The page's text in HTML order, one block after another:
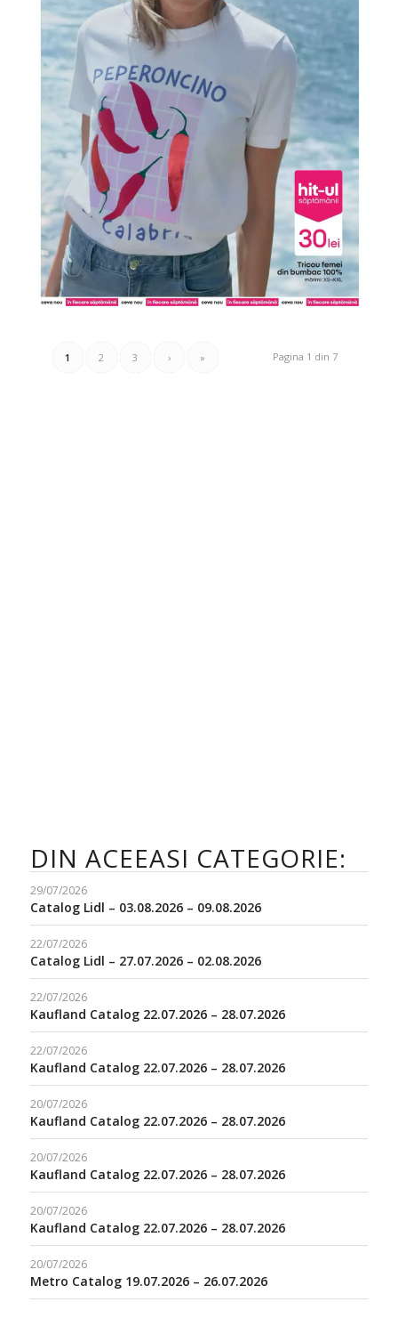
Pagina 1 din 7
1 2 3 › »
DIN ACEEASI CATEGORIE:
29/07/2026
Catalog Lidl – 03.08.2026 – 09.08.2026
22/07/2026
Catalog Lidl – 27.07.2026 – 02.08.2026
22/07/2026
Kaufland Catalog 22.07.2026 – 28.07.2026
22/07/2026
Kaufland Catalog 22.07.2026 – 28.07.2026
20/07/2026
Kaufland Catalog 22.07.2026 – 28.07.2026
20/07/2026
Kaufland Catalog 22.07.2026 – 28.07.2026
20/07/2026
Kaufland Catalog 22.07.2026 – 28.07.2026
20/07/2026
Metro Catalog 19.07.2026 – 26.07.2026